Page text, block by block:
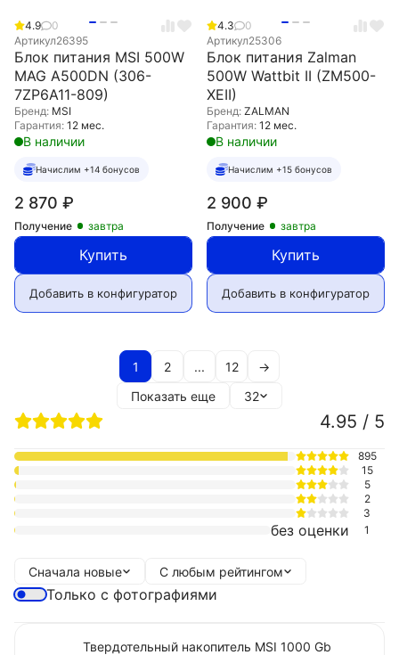
4.9
0
Артикул26395
Блок питания MSI 500W
MAG A500DN (306-
7ZP6A11-809)
Бренд: MSI
Гарантия: 12 мес.
В наличии
Начислим +14 бонусов
2 870 ₽
Получение завтра
Купить
Добавить в конфигуратор
4.3
0
Артикул25306
Блок питания Zalman
500W Wattbit II (ZM500-
XEII)
Бренд: ZALMAN
Гарантия: 12 мес.
В наличии
Начислим +15 бонусов
2 900 ₽
Получение завтра
Купить
Добавить в конфигуратор
1 2 ... 12
→
Показать еще
32
4.95 / 5
895
15
5
2
3
без оценки 1
Сначала новые С любым рейтингом
Только с фотографиями
Твердотельный накопитель MSI 1000 Gb